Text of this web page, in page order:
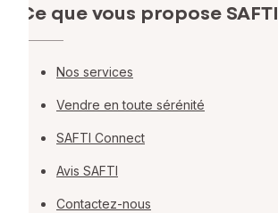
Ce que vous propose SAFTI
Nos services
Vendre en toute sérénité
SAFTI Connect
Avis SAFTI
Contactez-nous